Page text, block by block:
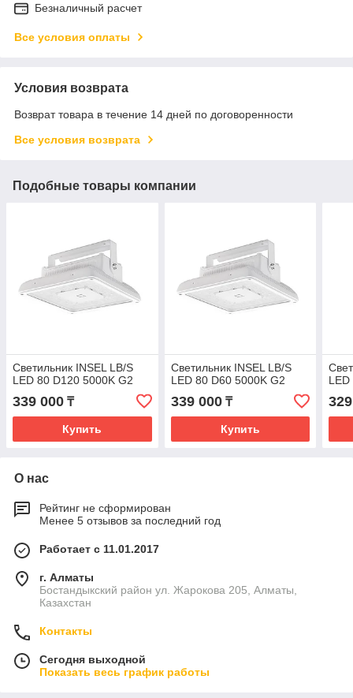
Безналичный расчет
Все условия оплаты
Условия возврата
Возврат товара в течение 14 дней по договоренности
Все условия возврата
Подобные товары компании
Светильник INSEL LB/S
LED 80 D120 5000K G2
339 000 ₸
Купить
Светильник INSEL LB/S
LED 80 D60 5000K G2
339 000₸
Купить
О нас
Рейтинг не сформирован
Менее 5 отзывов за последний год
Работает с 11.01.2017
г. Алматы
Бостандыкский район ул. Жарокова 205, Алматы,
Казахстан
Контакты
Сегодня выходной
Показать весь график работы